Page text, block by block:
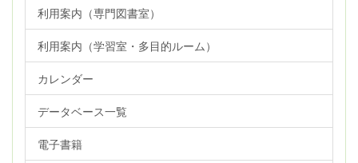
利用案内（専門図書室）
利用案内（学習室・多目的ルーム）
カレンダー
データベース一覧
電子書籍